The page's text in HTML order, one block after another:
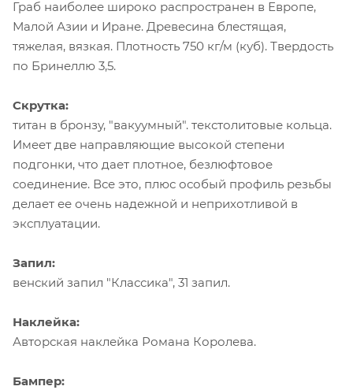
Граб наиболее широко распространен в Европе,
Малой Азии и Иране. Древесина блестящая,
тяжелая, вязкая. Плотность 750 кг/м (куб). Твердость
по Бринеллю 3,5.
Скрутка:
титан в бронзу, "вакуумный". текстолитовые кольца.
Имеет две направляющие высокой степени
подгонки, что дает плотное, безлюфтовое
соединение. Все это, плюс особый профиль резьбы
делает ее очень надежной и неприхотливой в
эксплуатации.
Запил:
венский запил "Классика", 31 запил.
Наклейка:
Авторская наклейка Романа Королева.
Бампер: